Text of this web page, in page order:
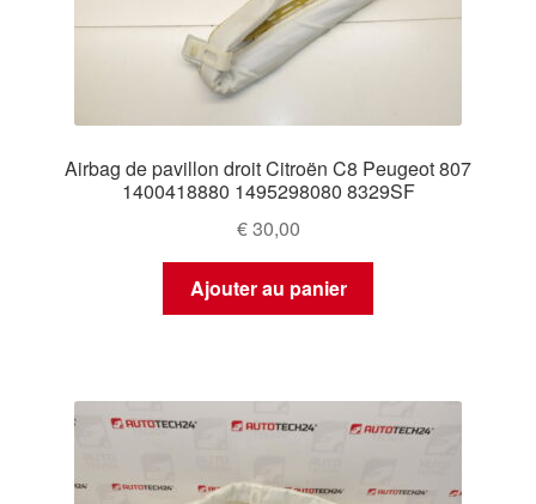
Airbag de pavillon droit Citroën C8 Peugeot 807
1400418880 1495298080 8329SF
€30,00
Ajouter au panier